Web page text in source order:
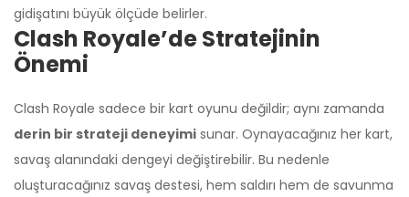
gidişatını büyük ölçüde belirler.
Clash Royale’de Stratejinin
Önemi
Clash Royale sadece bir kart oyunu değildir; aynı zamanda
derin bir strateji deneyimi sunar. Oynayacağınız her kart,
savaş alanındaki dengeyi değiştirebilir. Bu nedenle
oluşturacağınız savaş destesi, hem saldırı hem de savunma